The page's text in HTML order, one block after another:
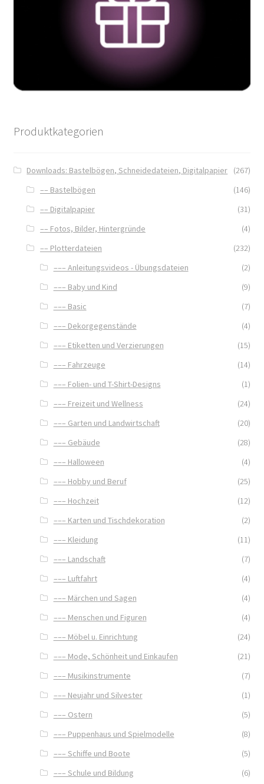
Produktkategorien
Downloads: Bastelbögen, Schneidedateien, Digitalpapier
(267)
–– Bastelbögen
(146)
–– Digitalpapier
(31)
–– Fotos, Bilder, Hintergründe
(4)
–– Plotterdateien
(232)
––– Anleitungsvideos - Übungsdateien
(2)
––– Baby und Kind
(9)
––– Basic
(7)
––– Dekorgegenstände
(4)
––– Etiketten und Verzierungen
(15)
––– Fahrzeuge
(14)
––– Folien- und T-Shirt-Designs
(1)
––– Freizeit und Wellness
(24)
––– Garten und Landwirtschaft
(20)
––– Gebäude
(28)
––– Halloween
(4)
––– Hobby und Beruf
(25)
––– Hochzeit
(12)
––– Karten und Tischdekoration
(2)
––– Kleidung
(11)
––– Landschaft
(7)
––– Luftfahrt
(4)
––– Märchen und Sagen
(4)
––– Menschen und Figuren
(4)
––– Möbel u. Einrichtung
(24)
––– Mode, Schönheit und Einkaufen
(21)
––– Musikinstrumente
(7)
––– Neujahr und Silvester
(1)
––– Ostern
(5)
––– Puppenhaus und Spielmodelle
(8)
––– Schiffe und Boote
(5)
––– Schule und Bildung
(6)